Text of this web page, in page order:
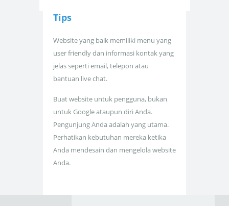
Tips
Website yang baik memiliki menu yang
user friendly dan informasi kontak yang
jelas seperti email, telepon atau
bantuan live chat.
Buat website untuk pengguna, bukan
untuk Google ataupun diri Anda.
Pengunjung Anda adalah yang utama.
Perhatikan kebutuhan mereka ketika
Anda mendesain dan mengelola website
Anda.